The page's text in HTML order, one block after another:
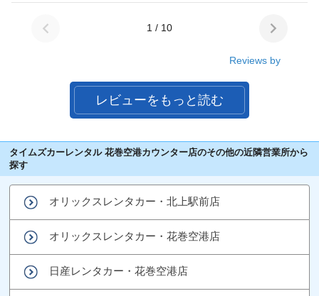
1 / 10
Reviews by
レビューをもっと読む
タイムズカーレンタル 花巻空港カウンター店のその他の近隣営業所から
探す
オリックスレンタカー・北上駅前店
オリックスレンタカー・花巻空港店
日産レンタカー・花巻空港店